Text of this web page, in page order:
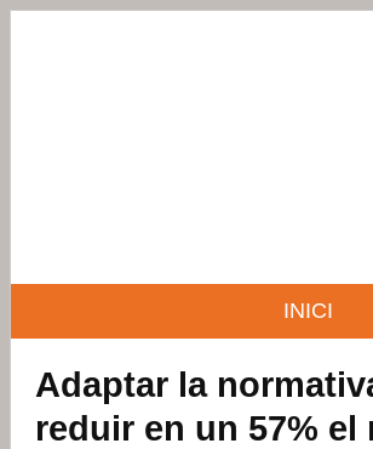
INICI
Adaptar la
reduir en un 57%